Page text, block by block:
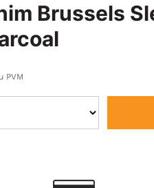
Brussels
PVM